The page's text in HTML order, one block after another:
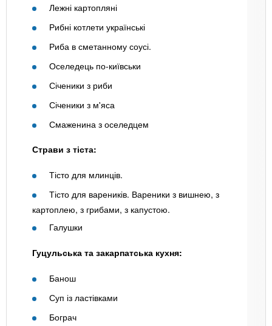
Лежні картопляні
Рибні котлети українські
Риба в сметанному соусі.
Оселедець по-київськи
Січеники з риби
Січеники з м'яса
Смаженина з оселедцем
Страви з тіста:
Тісто для млинців.
Тісто для вареників. Вареники з вишнею, з
картоплею, з грибами, з капустою.
Галушки
Гуцульська та закарпатська кухня:
Банош
Суп із ластівками
Бограч